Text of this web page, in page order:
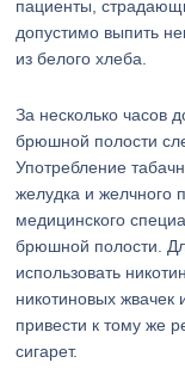
пациенты,
допустимо выпить
из белого хлеба.
За несколько часов
брюшной полости
Употребление
желудка и желчного
медицинского
брюшной полости.
использовать
никотиновых жвачек
привести к тому же
сигарет.